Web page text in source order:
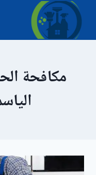
التجاوز
المحتوى
مكافحة